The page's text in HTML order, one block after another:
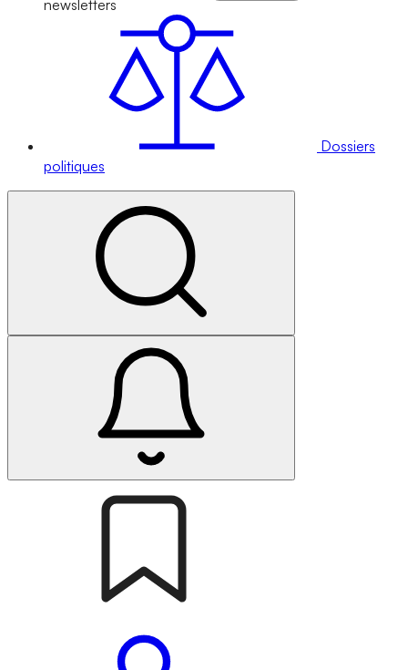
newsletters
Dossiers
politiques